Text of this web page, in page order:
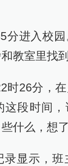
分进入校
教室里找到
时26分，
这段时间，
什么，想了
录显示，班